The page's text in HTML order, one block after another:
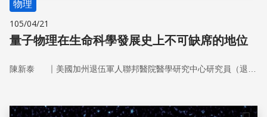
物理
105/04/21
量子物理在生命科學發展史上不可缺席的地位
陳新泰 ｜